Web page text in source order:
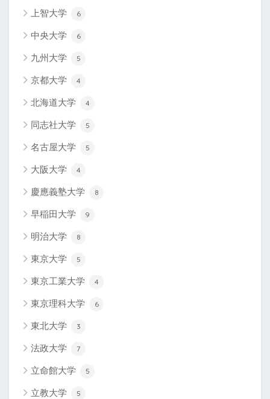
上智大学 6
中央大学 6
九州大学 5
京都大学 4
北海道大学 4
同志社大学 5
名古屋大学 5
大阪大学 4
慶應義塾大学 8
早稲田大学 9
明治大学 8
東京大学 5
東京工業大学 4
東京理科大学 6
東北大学 3
法政大学 7
立命館大学 5
立教大学 5